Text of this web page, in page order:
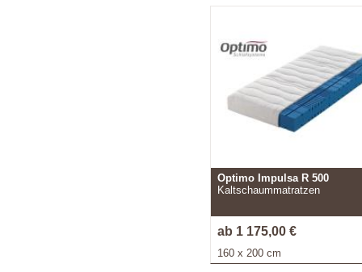
Optimo Impulsa R 500
Kaltschaummatratzen
ab 1 175,00 €
160 x 200 cm